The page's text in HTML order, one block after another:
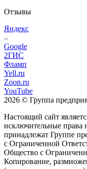
Отзывы
Яндекс
Google
2ГИС
Фламп
Yell.ru
Zoon.ru
YouTube
2026 © Группа
Настоящий сайт
исключительные права
принадлежат Группе
с Ограниченной
Общество с
Копирование,